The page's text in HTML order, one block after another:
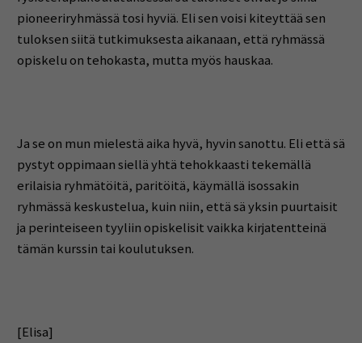
pioneeriryhmässä tosi hyviä. Eli sen voisi kiteyttää sen
tuloksen siitä tutkimuksesta aikanaan, että ryhmässä
opiskelu on tehokasta, mutta myös hauskaa.
Ja se on mun mielestä aika hyvä, hyvin sanottu. Eli että sä
pystyt oppimaan siellä yhtä tehokkaasti tekemällä
erilaisia ryhmätöitä, paritöitä, käymällä isossakin
ryhmässä keskustelua, kuin niin, että sä yksin puurtaisit
ja perinteiseen tyyliin opiskelisit vaikka kirjatentteinä
tämän kurssin tai koulutuksen.
[Elisa]